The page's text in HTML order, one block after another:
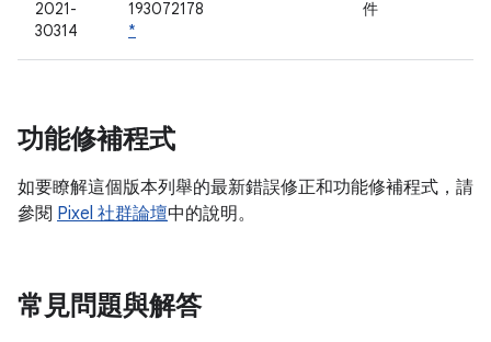
2021-
30314
193072178
*
件
功能修補程式
如要瞭解這個版本列舉的最新錯誤修正和功能修補程式，請
參閱 Pixel 社群論壇中的說明。
常見問題與解答